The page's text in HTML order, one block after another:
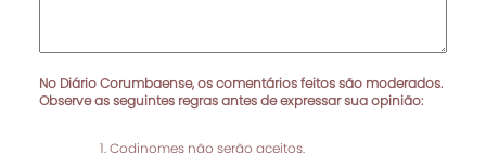
No Diário Corumbaense, os comentários feitos são moderados.
Observe as seguintes regras antes de expressar sua opinião:
Codinomes não serão aceitos.